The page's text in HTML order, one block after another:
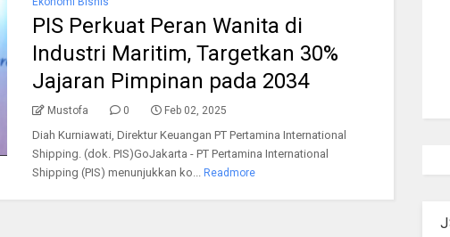
PIS Perkuat Peran Wanita di
Industri Maritim, Targetkan 30%
Jajaran Pimpinan pada 2034
Mustofa 0 Feb 02, 2025
Diah Kurniawati, Direktur Keuangan PT Pertamina International
Shipping. (dok. PIS)GoJakarta - PT Pertamina International
Shipping (PIS) menunjukkan ko...
Readmore